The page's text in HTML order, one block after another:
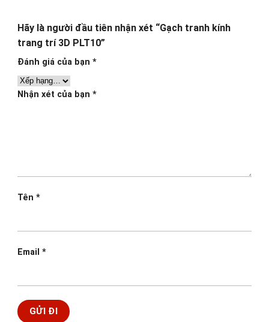
Hãy là người đầu tiên nhận xét “Gạch tranh kính
trang trí 3D PLT10”
Đánh giá của bạn *
Nhận xét của bạn *
Tên *
Email *